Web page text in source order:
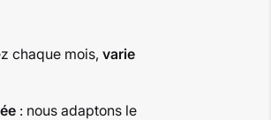
chaque mois, varie
: nous adaptons le